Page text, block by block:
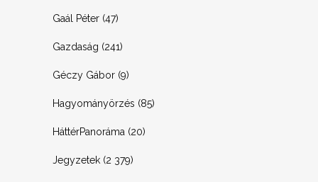
Gaál Péter (47)
Gazdaság (241)
Géczy Gábor (9)
Hagyományörzés (85)
HáttérPanoráma (20)
Jegyzetek (2 379)